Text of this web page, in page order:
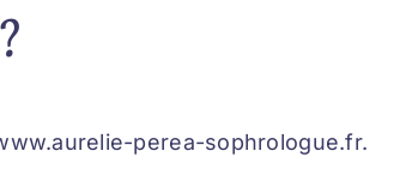
perea-sophrologue.fr.